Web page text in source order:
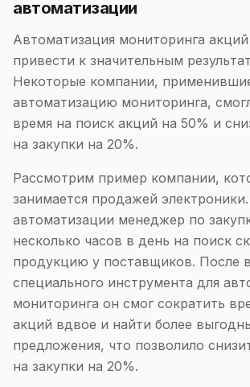
автоматизации
Автоматизация мониторинга
привести к значительным
Некоторые компании,
автоматизацию мониторинга,
время на поиск акций на 50% и
на закупки на 20%.
Рассмотрим пример компании,
занимается продажей
автоматизации менеджер по
несколько часов в день на поиск
продукцию у поставщиков. После
специального инструмента для
мониторинга он смог сократить
акций вдвое и найти более
предложения, что позволило
на закупки на 20%.